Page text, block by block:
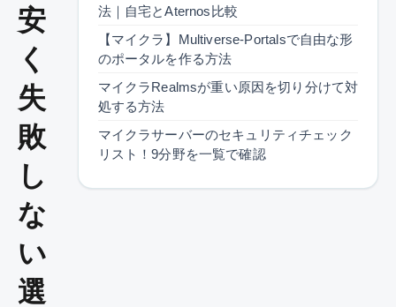
安
く
失
敗
し
な
い
選
法｜自宅とAternos比較
【マイクラ】Multiverse-Portalsで自由な形
のポータルを作る方法
マイクラRealmsが重い原因を切り分けて対
処する方法
マイクラサーバーのセキュリティチェック
リスト！9分野を一覧で確認